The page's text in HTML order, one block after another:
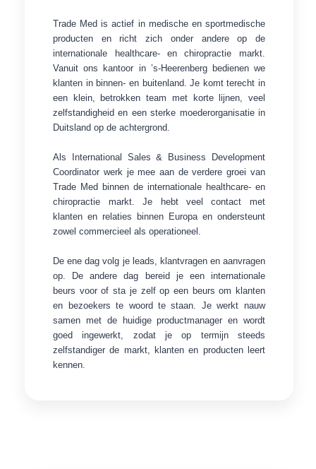
Trade Med is actief in medische en sportmedische
producten en richt zich onder andere op de
internationale healthcare- en chiropractie markt.
Vanuit ons kantoor in ’s-Heerenberg bedienen we
klanten in binnen- en buitenland. Je komt terecht in
een klein, betrokken team met korte lijnen, veel
zelfstandigheid en een sterke moederorganisatie in
Duitsland op de achtergrond.
Als International Sales & Business Development
Coordinator werk je mee aan de verdere groei van
Trade Med binnen de internationale healthcare- en
chiropractie markt. Je hebt veel contact met
klanten en relaties binnen Europa en ondersteunt
zowel commercieel als operationeel.
De ene dag volg je leads, klantvragen en aanvragen
op. De andere dag bereid je een internationale
beurs voor of sta je zelf op een beurs om klanten
en bezoekers te woord te staan. Je werkt nauw
samen met de huidige productmanager en wordt
goed ingewerkt, zodat je op termijn steeds
zelfstandiger de markt, klanten en producten leert
kennen.